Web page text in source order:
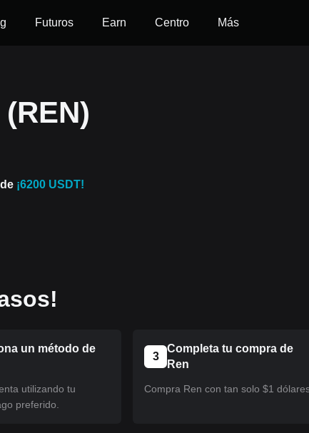
Futuros Earn Centro Más
¡6200 USDT!
un método de
utilizando tu
preferido.
3
Completa tu compra de
Ren
Compra Ren con tan solo $1